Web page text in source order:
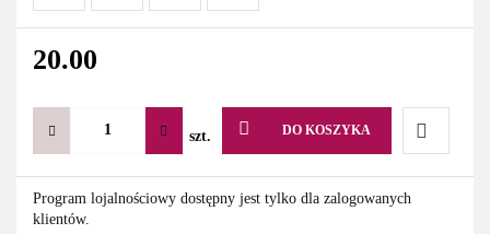
20.00
szt. DO KOSZYKA
Do
Program lojalnościowy dostępny jest tylko dla zalogowanych
klientów.